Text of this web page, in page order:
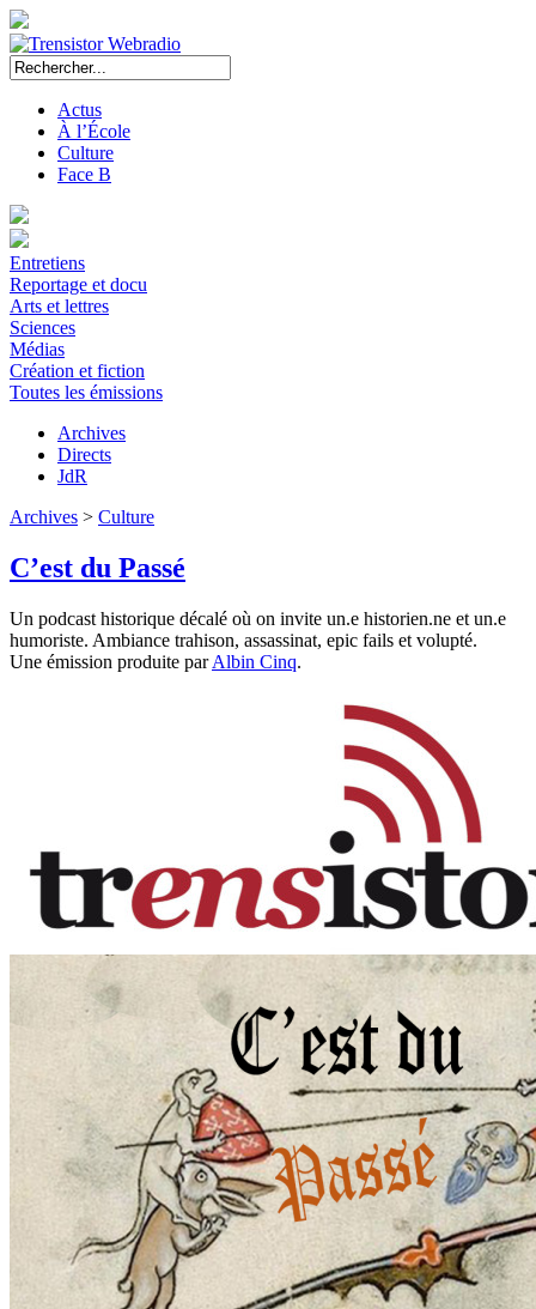
Actus
À l’École
Culture
Face B
Entretiens
Reportage et docu
Arts et lettres
Sciences
Médias
Création et fiction
Toutes les émissions
Archives
Directs
JdR
Archives > Culture
C’est du Passé
Un podcast historique décalé où on invite un.e historien.ne et un.e
humoriste. Ambiance trahison, assassinat, epic fails et volupté.
Une émission produite parAlbin Cinq.